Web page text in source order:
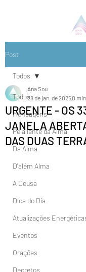
Post
Todos
Mensagens
Pela lente da Alma
Da Alma
D'além Alma
A Deusa
Dica do Dia
Atualizações
Eventos
Orações
Decretos
Todos
URGENTE - OS
JANELA
DAS DUAS
Ana Sou
28 de jan. de 20250